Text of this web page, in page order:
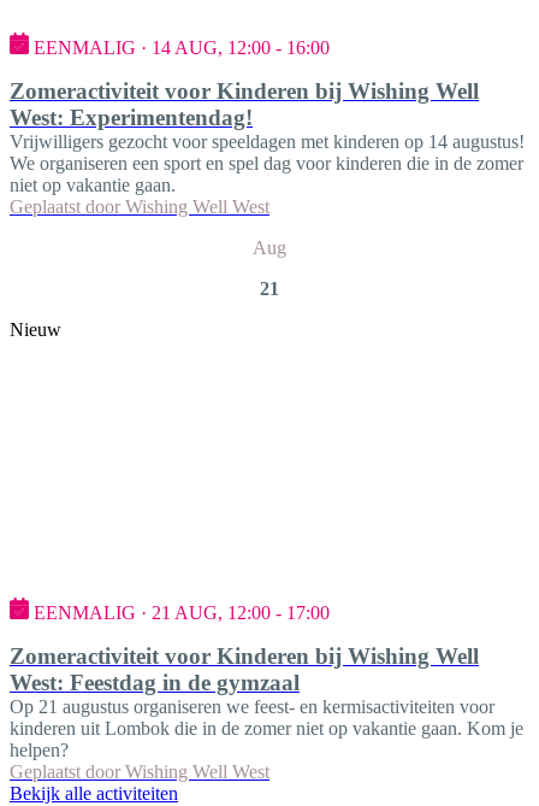
EENMALIG · 14 AUG, 12:00 - 16:00
Zomeractiviteit voor Kinderen bij Wishing Well
West: Experimentendag!
Vrijwilligers gezocht voor speeldagen met kinderen op 14 augustus!
We organiseren een sport en spel dag voor kinderen die in de zomer
niet op vakantie gaan.
Geplaatst door Wishing Well West
Aug
21
Nieuw
EENMALIG · 21 AUG, 12:00 - 17:00
Zomeractiviteit voor Kinderen bij Wishing Well
West: Feestdag in de gymzaal
Op 21 augustus organiseren we feest- en kermisactiviteiten voor
kinderen uit Lombok die in de zomer niet op vakantie gaan. Kom je
helpen?
Geplaatst door Wishing Well West
Bekijk alle activiteiten